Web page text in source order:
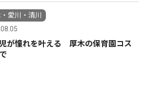
愛川・清川
が憧れを叶える 厚木の保育園コス